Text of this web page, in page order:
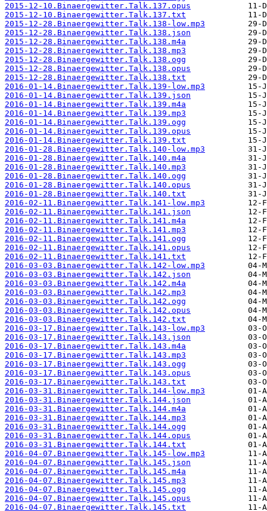
2015-12-10.Binaergewitter.Talk.137.opus
2015-12-10.Binaergewitter.Talk.137.txt
2015-12-28.Binaergewitter.Talk.138-low.mp3
2015-12-28.Binaergewitter.Talk.138.json
2015-12-28.Binaergewitter.Talk.138.m4a
2015-12-28.Binaergewitter.Talk.138.mp3
2015-12-28.Binaergewitter.Talk.138.ogg
2015-12-28.Binaergewitter.Talk.138.opus
2015-12-28.Binaergewitter.Talk.138.txt
2016-01-14.Binaergewitter.Talk.139-low.mp3
2016-01-14.Binaergewitter.Talk.139.json
2016-01-14.Binaergewitter.Talk.139.m4a
2016-01-14.Binaergewitter.Talk.139.mp3
2016-01-14.Binaergewitter.Talk.139.ogg
2016-01-14.Binaergewitter.Talk.139.opus
2016-01-14.Binaergewitter.Talk.139.txt
2016-01-28.Binaergewitter.Talk.140-low.mp3
2016-01-28.Binaergewitter.Talk.140.m4a
2016-01-28.Binaergewitter.Talk.140.mp3
2016-01-28.Binaergewitter.Talk.140.ogg
2016-01-28.Binaergewitter.Talk.140.opus
2016-01-28.Binaergewitter.Talk.140.txt
2016-02-11.Binaergewitter.Talk.141-low.mp3
2016-02-11.Binaergewitter.Talk.141.json
2016-02-11.Binaergewitter.Talk.141.m4a
2016-02-11.Binaergewitter.Talk.141.mp3
2016-02-11.Binaergewitter.Talk.141.ogg
2016-02-11.Binaergewitter.Talk.141.opus
2016-02-11.Binaergewitter.Talk.141.txt
2016-03-03.Binaergewitter.Talk.142-low.mp3
2016-03-03.Binaergewitter.Talk.142.json
2016-03-03.Binaergewitter.Talk.142.m4a
2016-03-03.Binaergewitter.Talk.142.mp3
2016-03-03.Binaergewitter.Talk.142.ogg
2016-03-03.Binaergewitter.Talk.142.opus
2016-03-03.Binaergewitter.Talk.142.txt
2016-03-17.Binaergewitter.Talk.143-low.mp3
2016-03-17.Binaergewitter.Talk.143.json
2016-03-17.Binaergewitter.Talk.143.m4a
2016-03-17.Binaergewitter.Talk.143.mp3
2016-03-17.Binaergewitter.Talk.143.ogg
2016-03-17.Binaergewitter.Talk.143.opus
2016-03-17.Binaergewitter.Talk.143.txt
2016-03-31.Binaergewitter.Talk.144-low.mp3
2016-03-31.Binaergewitter.Talk.144.json
2016-03-31.Binaergewitter.Talk.144.m4a
2016-03-31.Binaergewitter.Talk.144.mp3
2016-03-31.Binaergewitter.Talk.144.ogg
2016-03-31.Binaergewitter.Talk.144.opus
2016-03-31.Binaergewitter.Talk.144.txt
2016-04-07.Binaergewitter.Talk.145-low.mp3
2016-04-07.Binaergewitter.Talk.145.json
2016-04-07.Binaergewitter.Talk.145.m4a
2016-04-07.Binaergewitter.Talk.145.mp3
2016-04-07.Binaergewitter.Talk.145.ogg
2016-04-07.Binaergewitter.Talk.145.opus
2016-04-07.Binaergewitter.Talk.145.txt